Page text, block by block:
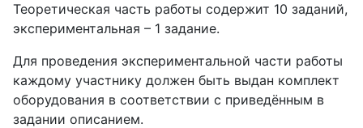
Теоретическая часть работы содержит 10 заданий,
экспериментальная – 1 задание.
Для проведения экспериментальной части работы
каждому участнику должен быть выдан комплект
оборудования в соответствии с приведённым в
задании описанием.